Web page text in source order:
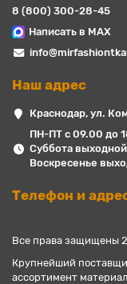
8 (800) 300-28-45
Написать в MAX
Наш адрес
Краснодар, ул.
ПН-ПТ с 09.00 до
Суббота выходной
Воскресенье
Телефон и
Все права защищены
Крупнейший
ассортимент